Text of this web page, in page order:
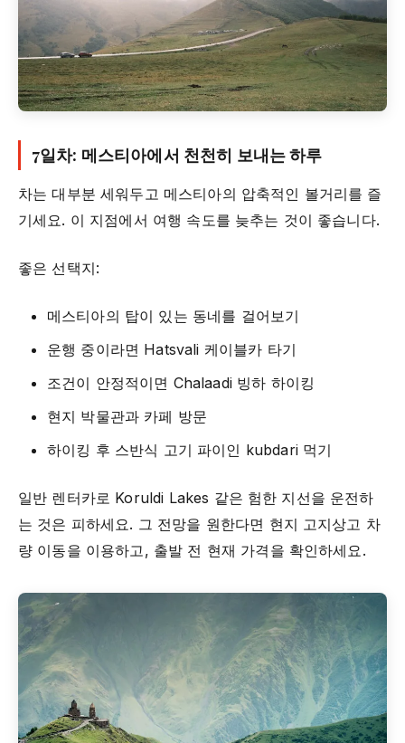
7일차: 메스티아에서 천천히 보내는 하루
차는 대부분 세워두고 메스티아의 압축적인 볼거리를 즐
기세요. 이 지점에서 여행 속도를 늦추는 것이 좋습니다.
좋은 선택지:
메스티아의 탑이 있는 동네를 걸어보기
운행 중이라면 Hatsvali 케이블카 타기
조건이 안정적이면 Chalaadi 빙하 하이킹
현지 박물관과 카페 방문
하이킹 후 스반식 고기 파이인 kubdari 먹기
일반 렌터카로 Koruldi Lakes 같은 험한 지선을 운전하
는 것은 피하세요. 그 전망을 원한다면 현지 고지상고 차
량 이동을 이용하고, 출발 전 현재 가격을 확인하세요.